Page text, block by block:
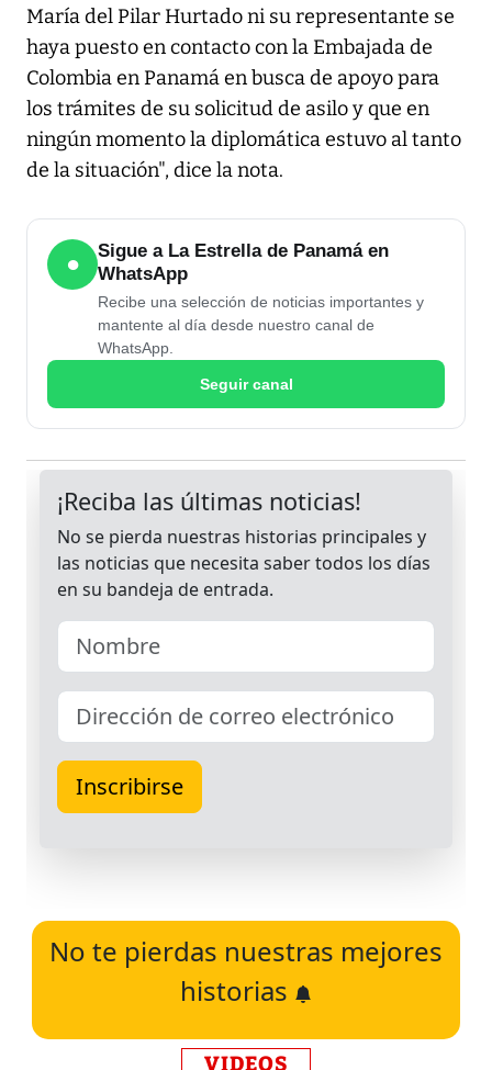
María del Pilar Hurtado ni su representante se
haya puesto en contacto con la Embajada de
Colombia en Panamá en busca de apoyo para
los trámites de su solicitud de asilo y que en
ningún momento la diplomática estuvo al tanto
de la situación", dice la nota.
●
Sigue a La Estrella de Panamá en
WhatsApp
Recibe una selección de noticias importantes y
mantente al día desde nuestro canal de
WhatsApp.
Seguir canal
No te pierdas nuestras mejores
historias
VIDEOS